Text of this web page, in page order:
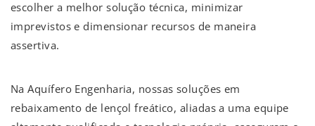
escolher a melhor solução técnica, minimizar
imprevistos e dimensionar recursos de maneira
assertiva.
Na Aquífero Engenharia, nossas soluções em
rebaixamento de lençol freático, aliadas a uma equipe